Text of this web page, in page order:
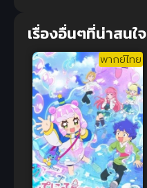
เรื่องอื่นๆที่น่าสนใจ
พากย์ไทย